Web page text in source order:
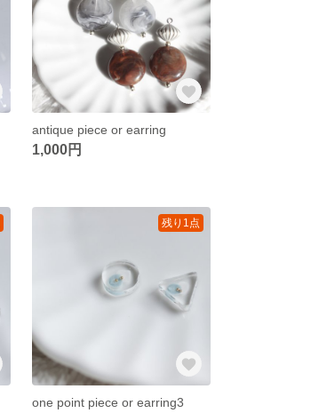
antique piece or earring
1,000円
残り1点
one point piece or earring3